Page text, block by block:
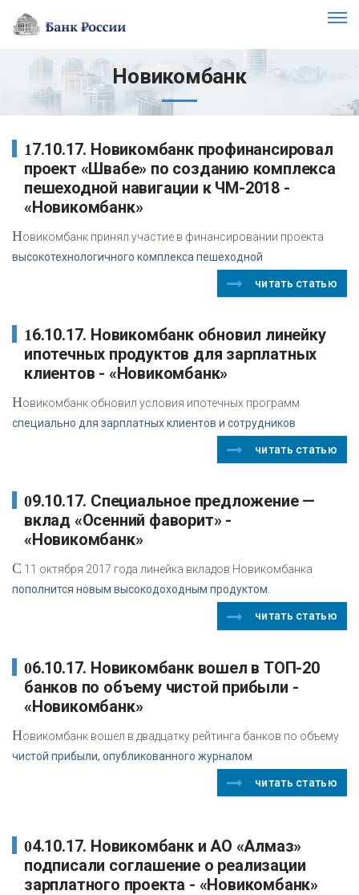
Новикомбанк
17.10.17. Новикомбанк профинансировал
проект «Швабе» по созданию комплекса
пешеходной навигации к ЧМ-2018 -
«Новикомбанк»
Новикомбанк принял участие в финансировании проекта
высокотехнологичного комплекса пешеходной
читать статью
16.10.17. Новикомбанк обновил линейку
ипотечных продуктов для зарплатных
клиентов - «Новикомбанк»
Новикомбанк обновил условия ипотечных программ
специально для зарплатных клиентов и сотрудников
читать статью
09.10.17. Специальное предложение —
вклад «Осенний фаворит» -
«Новикомбанк»
С 11 октября 2017 года линейка вкладов Новикомбанка
пополнится новым высокодоходным продуктом.
читать статью
06.10.17. Новикомбанк вошел в ТОП-20
банков по объему чистой прибыли -
«Новикомбанк»
Новикомбанк вошел в двадцатку рейтинга банков по объему
чистой прибыли, опубликованного журналом
читать статью
04.10.17. Новикомбанк и АО «Алмаз»
подписали соглашение о реализации
зарплатного проекта - «Новикомбанк»